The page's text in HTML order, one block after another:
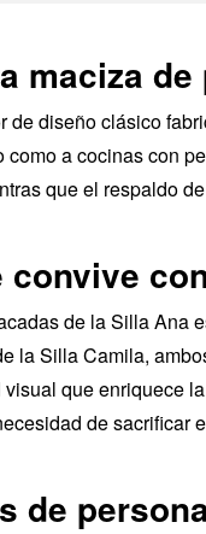
maciza
diseño clásico
a cocinas con
que el respaldo
convive
de la Silla Ana
la Silla Camila,
que enriquece
de sacrificar
de